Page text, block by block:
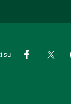
su